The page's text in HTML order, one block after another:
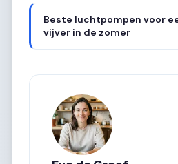
Beste luchtpompen voor
vijver in de zomer